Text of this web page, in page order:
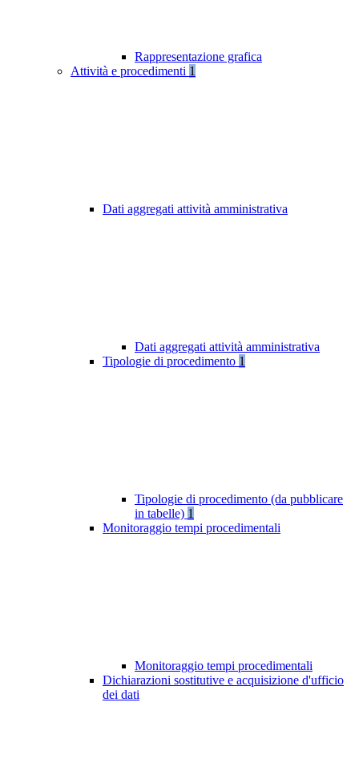
Rappresentazione grafica
Attività e procedimenti 1
Dati aggregati attività amministrativa
Dati aggregati attività amministrativa
Tipologie di procedimento 1
Tipologie di procedimento (da pubblicare
in tabelle) 1
Monitoraggio tempi procedimentali
Monitoraggio tempi procedimentali
Dichiarazioni sostitutive e acquisizione d'ufficio
dei dati